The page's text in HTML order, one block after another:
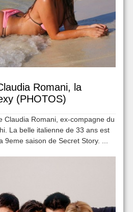
Romani, la
(PHOTOS)
Claudia Romani, ex-compagne du
La belle italienne de 33 ans est
9eme saison de Secret Story. ...